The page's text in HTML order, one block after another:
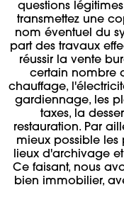
questions
transmettez une
nom éventuel du
part des travaux
réussir la vente
certain nombre
chauffage,
gardiennage, les
taxes, la
restauration. Par
mieux possible les
lieux d'archivage
Ce faisant, nous
bien immobilier,